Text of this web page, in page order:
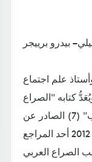
– بيدرو برييجر
علم اجتماع
كتابه "الصراع
العربي الإسرائيلي مئة سؤال وجواب" (7) الصادر عن
مركز دراسات الوحدة العربية عام 2012 أحد المراجع
الصراع العربي